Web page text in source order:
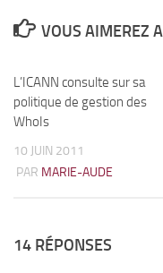
VOUS AIMEREZ
L’ICANN consulte sur sa
politique de gestion des
WhoIs
10 JUIN 2011
PAR MARIE-AUDE
14 RÉPONSES